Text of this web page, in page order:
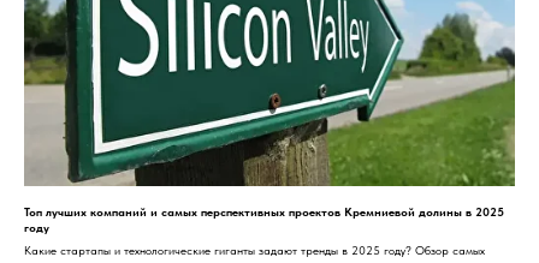
Топ лучших компаний и самых перспективных проектов Кремниевой долины в 2025
году
Какие стартапы и технологические гиганты задают тренды в 2025 году? Обзор самых